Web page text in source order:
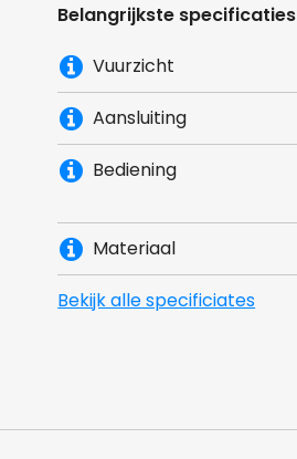
Belangrijkste specificaties
Vuurzicht
Aansluiting
Bediening
Materiaal
Bekijk alle specificiates